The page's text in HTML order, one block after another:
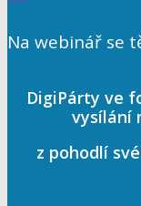
Na webinář se
DigiPárty ve
vysílání
z pohodlí